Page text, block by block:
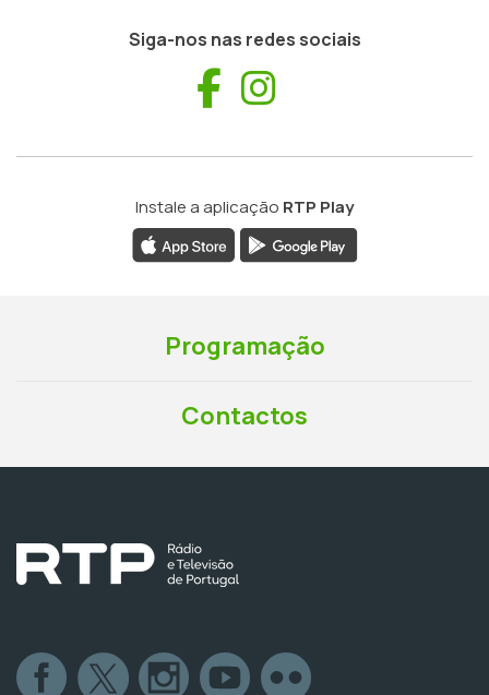
Siga-nos nas redes sociais
Facebook
Instale a aplicação RTP Play
Programação
Contactos